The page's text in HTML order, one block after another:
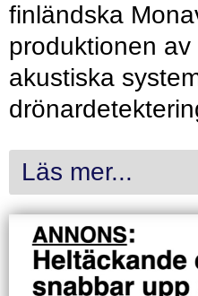
finländska
produktionen
akustiska
Läs mer...